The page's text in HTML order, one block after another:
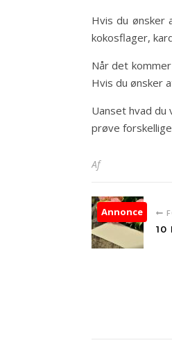
Hvis du ønsker
kokosflager,
Når det
Hvis du ønsker
Uanset hvad
prøve
Af
Annonce
10